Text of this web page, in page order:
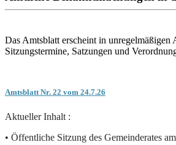
Das Amtsblatt erscheint in
Sitzungstermine, Satzungen und
Amtsblatt Nr. 22 vom 24.7.26
Aktueller Inhalt :
• Öffentliche Sitzung des Gemeinderates